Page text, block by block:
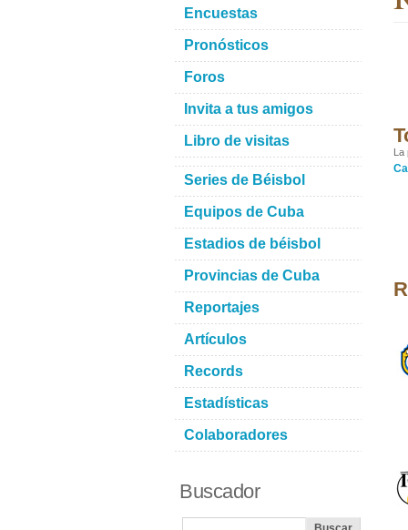
La
Encuestas
Pronósticos
Foros
Invita a tus amigos
Libro de visitas
Series de Béisbol
Equipos de Cuba
Estadios de béisbol
Provincias de Cuba
Reportajes
Artículos
Records
Estadísticas
Colaboradores
Buscador